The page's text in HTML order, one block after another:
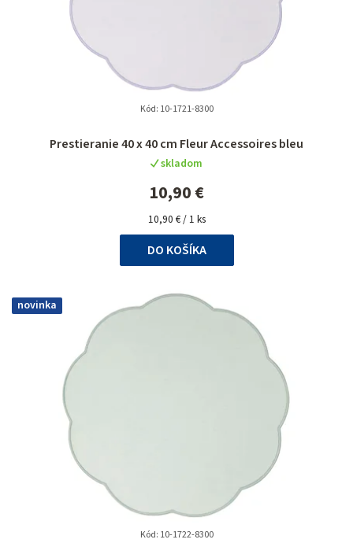
Prestieranie 40 x 40 cm Fleur Accessoires bleu
skladom
10,90 €
Jednotková
cena:
10,90 € / 1 ks
DO KOŠÍKA
Kód: 10-1721-8300
novinka
Kód: 10-1722-8300